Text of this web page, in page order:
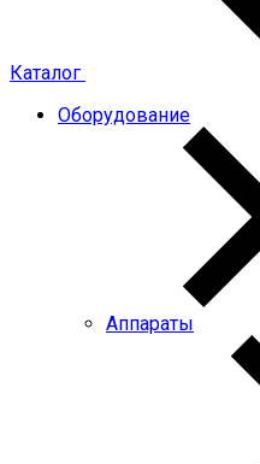
Каталог
Оборудование
Аппараты